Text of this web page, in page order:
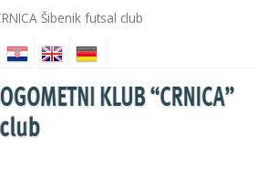
Šibenik futsal club